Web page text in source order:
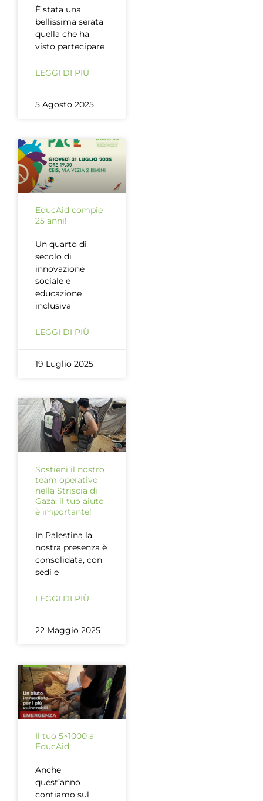
È stata una
bellissima serata
quella che ha
visto partecipare
LEGGI DI PIÙ
5 Agosto 2025
EducAid compie
25 anni!
Un quarto di
secolo di
innovazione
sociale e
educazione
inclusiva
LEGGI DI PIÙ
19 Luglio 2025
Sostieni il nostro
team operativo
nella Striscia di
Gaza: il tuo aiuto
è importante!
In Palestina la
nostra presenza è
consolidata, con
sedi e
LEGGI DI PIÙ
22 Maggio 2025
Il tuo 5×1000 a
EducAid
Anche
quest’anno
contiamo sul